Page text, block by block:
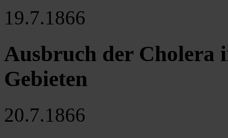
19.7.1866
Ausbruch der Cholera
Gebieten
20.7.1866